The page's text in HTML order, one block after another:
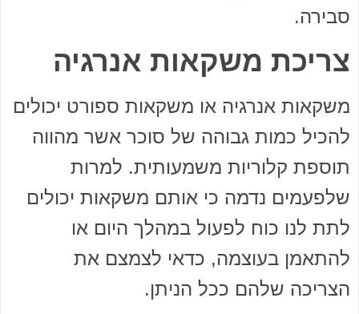
סבירה.
צריכת משקאות אנרגיה
משקאות אנרגיה או משקאות ספורט יכולים
להכיל כמות גבוהה של סוכר אשר מהווה
תוספת קלוריות משמעותית. למרות
שלפעמים נדמה כי אותם משקאות יכולים
לתת לנו כוח לפעול במהלך היום או
להתאמן בעוצמה, כדאי לצמצם את
הצריכה שלהם ככל הניתן.